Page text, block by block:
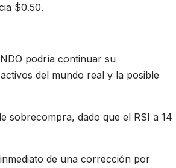
$0.50.
podría continuar su
del mundo real y la posible
sobrecompra, dado que el RSI a 14
de una corrección por